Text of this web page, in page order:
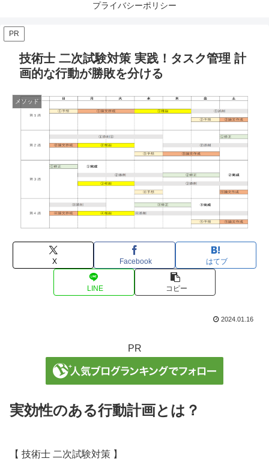
プライバシーポリシー
PR
技術士 二次試験対策 実践！タスク管理 計
画的な行動が勝敗を分ける
メソッド
X Facebook はてブ
LINE コピー
2024.01.16
PR
実効性のある行動計画とは？
【 技術士 二次試験対策 】